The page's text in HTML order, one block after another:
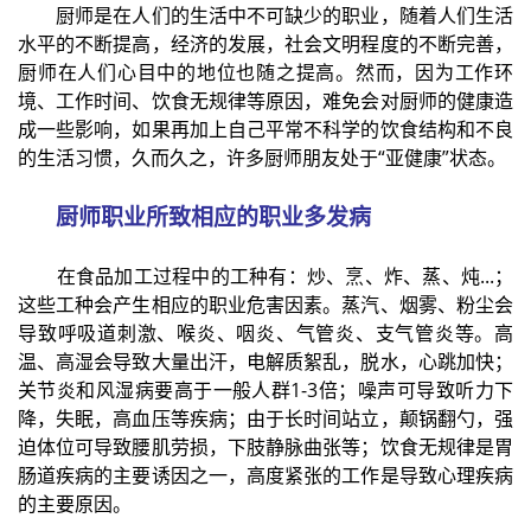
厨师是在人们的生活中不可缺少的职业，随着人们生活
水平的不断提高，经济的发展，社会文明程度的不断完善，
厨师在人们心目中的地位也随之提高。然而，因为工作环
境、工作时间、饮食无规律等原因，难免会对厨师的健康造
成一些影响，如果再加上自己平常不科学的饮食结构和不良
的生活习惯，久而久之，许多厨师朋友处于“亚健康”状态。
厨师职业所致相应的职业多发病
在食品加工过程中的工种有：炒、烹、炸、蒸、炖...；
这些工种会产生相应的职业危害因素。蒸汽、烟雾、粉尘会
导致呼吸道刺激、喉炎、咽炎、气管炎、支气管炎等。高
温、高湿会导致大量出汗，电解质絮乱，脱水，心跳加快；
关节炎和风湿病要高于一般人群1-3倍；噪声可导致听力下
降，失眠，高血压等疾病；由于长时间站立，颠锅翻勺，强
迫体位可导致腰肌劳损，下肢静脉曲张等；饮食无规律是胃
肠道疾病的主要诱因之一，高度紧张的工作是导致心理疾病
的主要原因。